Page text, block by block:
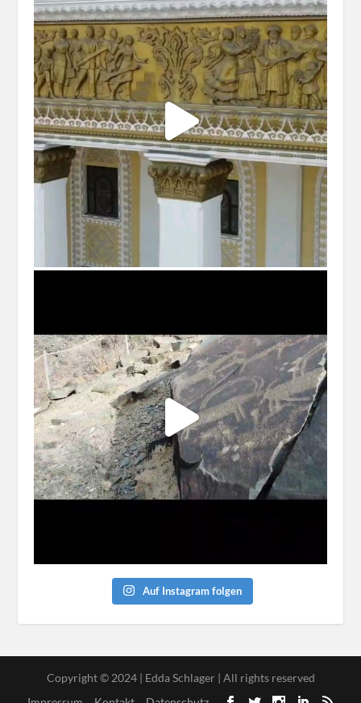
Auf Instagram folgen
Copyright © 2024 | Edda Schlager | All rights reserved